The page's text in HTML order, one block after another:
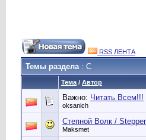
RSS ЛЕНТА
Темы раздела: С
Тема / Автор
Важно: Читать Всем!!!
oksanich
Степной Волк /
Maksmet